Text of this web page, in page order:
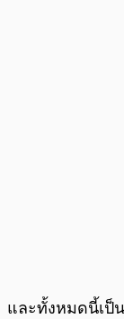
และทั้งหมดนี้เป็